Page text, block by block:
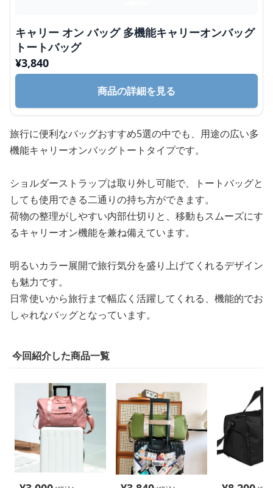
キャリー オン バッグ 多機能キャリーオンバッグ
トートバッグ
¥3,840
商品の詳細を見る
旅行に便利なバッグおすすめ5選の中でも、用途の広い多
機能キャリーオンバッグトートタイプです。
ショルダーストラップは取り外し可能で、トートバッグと
しても使用できる二通りの持ち方ができます。
荷物の整理がしやすい内部仕切りと、移動もスムーズにす
るキャリーオン機能を兼ね備えています。
明るいカラー展開で旅行気分を盛り上げてくれるデザイン
も魅力です。
日常使いから旅行まで幅広く活躍してくれる、機能的でお
しゃれなバッグとなっています。
今回紹介した商品一覧